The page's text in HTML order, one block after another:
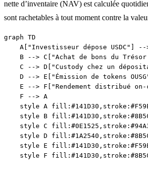
nette d’inventaire (NAV) est calculée
sont rachetables à tout moment contre la
graph TD
A["Investisseur dépose USDC"]
B --> C["Achat de bons du Trésor
C --> D["Custody chez un
D --> E["Émission de tokens
E --> F["Rendement distribué on-
    F --> A
style A
style B
style C
style D
style E